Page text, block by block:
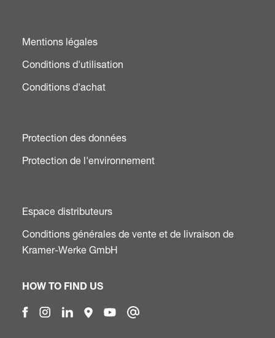
Mentions légales
Conditions d'utilisation
Conditions d'achat
Protection des données
Protection de l'environnement
Espace distributeurs
Conditions générales de vente et de livraison de
Kramer-Werke GmbH
HOW TO FIND US